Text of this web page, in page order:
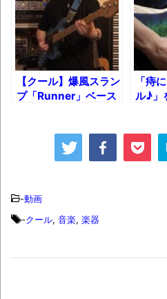
オーストラリアの
飛行
【中国】パトカーの
屋やお煽り運転など盛
「ム、ムリです・・
「ム、ムリです・
に入院中のオレのオナ
いう無茶に踏み切って
ブログお引越しのお
【クール】爆風スラン
プ「Runner」ベース
「痔
ル♪」
-動画
-クール, 音楽, 楽器